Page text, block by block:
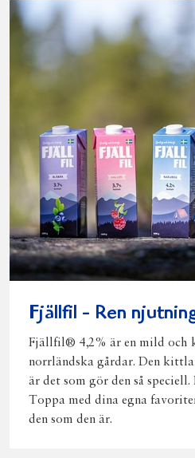
Fjällfil - Ren
Fjällfil® 4,2% är en mild och
norrländska gårdar. Den
är det som gör den så
Toppa med dina egna
den som den är.